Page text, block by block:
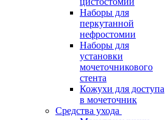
Наборы для
перкутанной
нефростомии
Наборы для
установки
мочеточникового
стента
Кожухи для доступа
в мочеточник
Средства ухода